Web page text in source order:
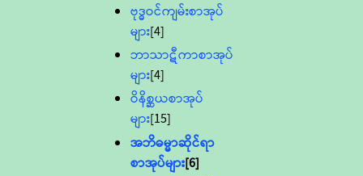
ဗုဒ္ဓဝင်ကျမ်းစာအုပ်
များ[4]
ဘာသာဋီကာစာအုပ်
များ[4]
ဝိနိစ္ဆယစာအုပ်
များ[15]
အဘိဓမ္မာဆိုင်ရာ
စာအုပ်များ[6]